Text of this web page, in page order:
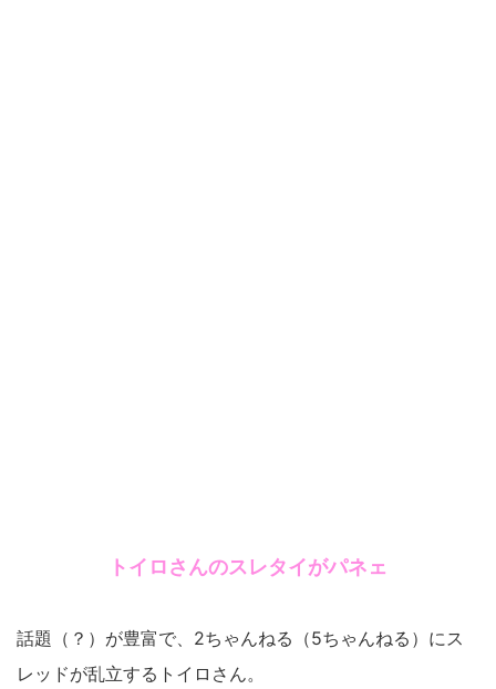
トイロさんのスレタイがパネェ
話題（？）が豊富で、2ちゃんねる（5ちゃんねる）にス
レッドが乱立するトイロさん。